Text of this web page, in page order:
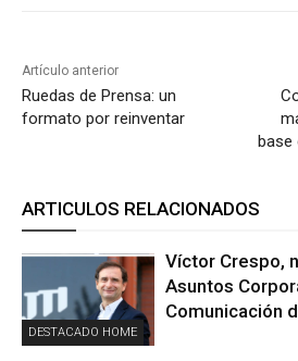
Artículo anterior
Ruedas de Prensa: un
formato por reinventar
base
ARTICULOS RELACIONADOS
DESTACADO HOME
Víctor Crespo,
Asuntos
Comunicación